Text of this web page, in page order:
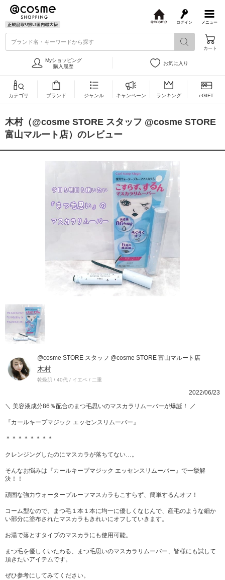
メニュー
ログイン
s
ブランド名・キーワードから探す
カート
Myショッピング
購入履歴
お気に入り
カテゴリ ブランド ジャンル キャンペーン ランキング eGIFT
木村（@cosme STORE スタッフ @cosme STORE
富山マルート店）のレビュー
@cosme STORE スタッフ @cosme STORE 富山マルート店
木村
乾燥肌 / 40代 / イエベ / 二重
2022/06/23
＼ 美容液成分86％配合のまつ毛思いのマスカラリムーバーが爆誕！ ／
『カールキープマジック エッセンスリムーバー』
＊＊＊＊＊＊＊＊
クレンジングしたのにマスカラが落ちてない…。
そんなお悩みは『カールキープマジック エッセンスリムーバー』で一挙解
決！！
頑固な強力ウォータープルーフマスカラもこすらず、簡単するんオフ！
コーム型なので、まつ毛１本１本に均一に優しくなじんで、産毛のような細か
い部分に塗布されたマスカラもきれいにオフしていきます。
お湯で落とすタイプのマスカラにも使用可能。
まつ毛を優しくいたわる、まつ毛思いのマスカラリムーバー、皆様にも試して
頂きたいアイテムです。
ぜひ参考にしてみてください。